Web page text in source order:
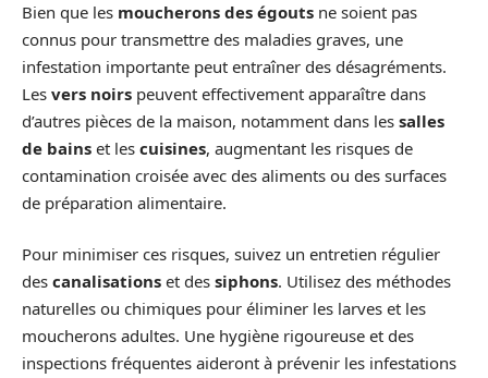
Bien que les moucherons des égouts ne soient pas
connus pour transmettre des maladies graves, une
infestation importante peut entraîner des désagréments.
Les vers noirs peuvent effectivement apparaître dans
d’autres pièces de la maison, notamment dans les salles
de bains et les cuisines, augmentant les risques de
contamination croisée avec des aliments ou des surfaces
de préparation alimentaire.
Pour minimiser ces risques, suivez un entretien régulier
des canalisations et des siphons. Utilisez des méthodes
naturelles ou chimiques pour éliminer les larves et les
moucherons adultes. Une hygiène rigoureuse et des
inspections fréquentes aideront à prévenir les infestations